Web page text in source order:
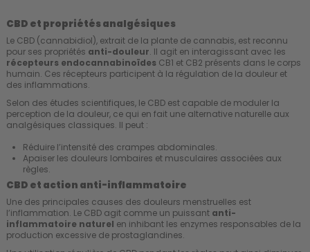
CBD et propriétés analgésiques
Le CBD (cannabidiol), extrait de la plante de cannabis, est reconnu
pour ses propriétés anti-douleur. Il agit en interagissant avec les
récepteurs endocannabinoïdes CB1 et CB2 présents dans le corps
humain. Ces récepteurs participent à la régulation de la douleur et
des inflammations.
Selon des études scientifiques, le CBD est capable de moduler la
perception de la douleur, ce qui en fait une alternative naturelle aux
analgésiques classiques. Il peut :
Réduire l’intensité des crampes abdominales.
Apaiser les douleurs lombaires et musculaires associées aux
règles.
CBD et action anti-inflammatoire
Une des principales causes des douleurs menstruelles est
l’inflammation. Le CBD agit comme un puissant anti-
inflammatoire naturel en inhibant les enzymes responsables de la
production excessive de prostaglandines.